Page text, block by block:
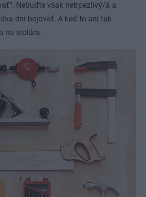
Nebuďte však netrpezlivý/á a
dni bojovať. A keď to ani tak
na stolára.